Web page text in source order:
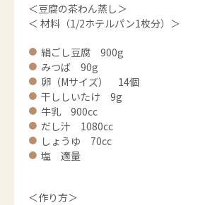
＜豆腐の茶わん蒸し＞
＜ 材料（1/2ホテルパン1枚分）＞
絹ごし豆腐 900g
みつば 90g
卵（Mサイズ） 14個
干ししいたけ 9g
牛乳 900cc
だし汁 1080cc
しょうゆ 70cc
塩 適量
＜作り方＞